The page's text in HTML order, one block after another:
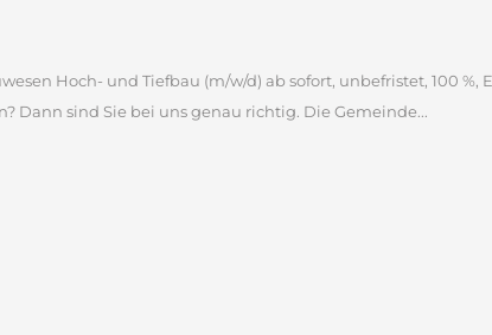
Hoch- und Tiefbau (m/w/d) ab sofort, unbefristet, 100 %,
Dann sind Sie bei uns genau richtig. Die Gemeinde...